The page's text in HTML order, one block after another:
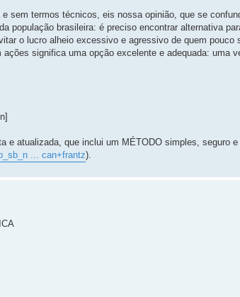
sem termos técnicos, eis nossa opinião, que se
população brasileira: é preciso encontrar alternativa
o lucro alheio excessivo e agressivo de quem pouco
significa uma opção excelente e adequada: uma
e atualizada, que inclui um MÉTODO simples, seguro
... can+frantz).